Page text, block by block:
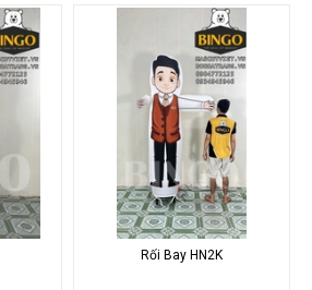
Rối Bay HN2K